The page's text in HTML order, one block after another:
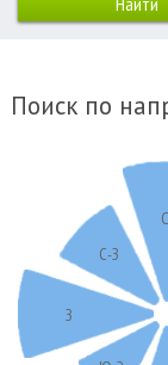
Поиск по
С
З
С-З